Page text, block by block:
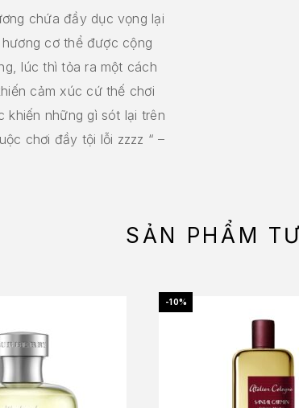
chứa đầy dục vọng lại
cơ thể được cộng
lúc thì tỏa ra một cách
cảm xúc cứ thế chơi
những gì sót lại trên
chơi đầy tội lỗi zzzz “ –
SẢN PHẨM
-10%